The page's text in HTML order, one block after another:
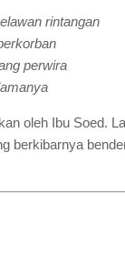
rintangan
perwira
oleh Ibu Soed.
berkibarnya